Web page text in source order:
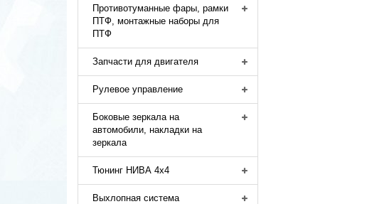
Противотуманные фары, рамки
ПТФ, монтажные наборы для
ПТФ
Запчасти для двигателя
Рулевое управление
Боковые зеркала на
автомобили, накладки на
зеркала
Тюнинг НИВА 4х4
Выхлопная система